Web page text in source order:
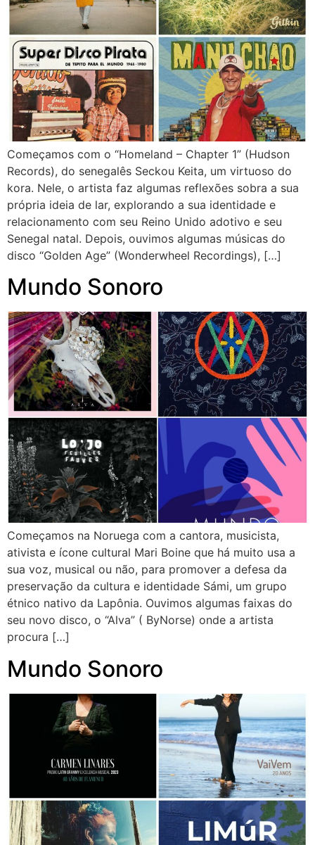
Começamos com o “Homeland – Chapter 1” (Hudson
Records), do senegalês Seckou Keita, um virtuoso do
kora. Nele, o artista faz algumas reflexões sobra a sua
própria ideia de lar, explorando a sua identidade e
relacionamento com seu Reino Unido adotivo e seu
Senegal natal. Depois, ouvimos algumas músicas do
disco “Golden Age” (Wonderwheel Recordings), […]
Mundo Sonoro
Começamos na Noruega com a cantora, musicista,
ativista e ícone cultural Mari Boine que há muito usa a
sua voz, musical ou não, para promover a defesa da
preservação da cultura e identidade Sámi, um grupo
étnico nativo da Lapônia. Ouvimos algumas faixas do
seu novo disco, o “Alva” ( ByNorse) onde a artista
procura […]
Mundo Sonoro